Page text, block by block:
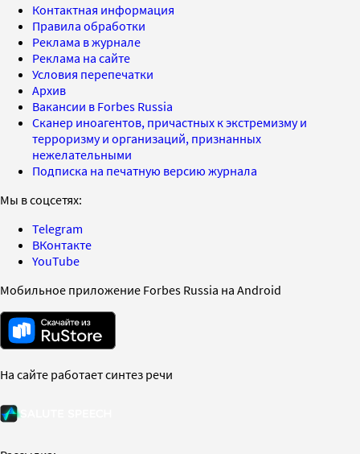
Контактная информация
Правила обработки
Реклама в журнале
Реклама на сайте
Условия перепечатки
Архив
Вакансии в Forbes Russia
Сканер иноагентов, причастных к экстремизму и
терроризму и организаций, признанных
нежелательными
Подписка на печатную версию журнала
Мы в соцсетях:
Telegram
ВКонтакте
YouTube
Мобильное приложение Forbes Russia на Android
На сайте работает синтез речи